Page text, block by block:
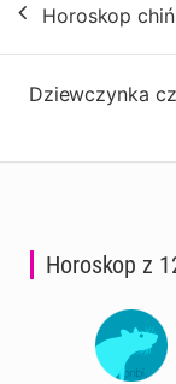
wpisuHoroskop
Dziewczynka
Horoskop z